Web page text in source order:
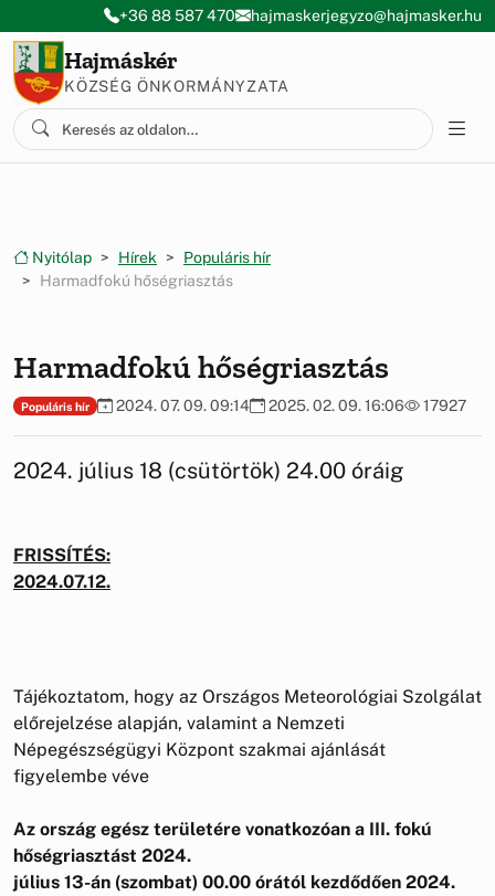
Ugrás a menüre
Ugrás a tartalomra
+36 88 587 470 hajmaskerjegyzo@hajmasker.hu
Hajmáskér
KÖZSÉG ÖNKORMÁNYZATA
Nyitólap Hírek
Populáris hír
Harmadfokú hőségriasztás
Harmadfokú hőségriasztás
Populáris hír 2024. 07. 09. 09:14 2025. 02. 09. 16:06 17927
2024. július 18 (csütörtök) 24.00 óráig
FRISSÍTÉS:
2024.07.12.
Tájékoztatom, hogy az Országos Meteorológiai Szolgálat
előrejelzése alapján, valamint a Nemzeti
Népegészségügyi Központ szakmai ajánlását
figyelembe véve
Az ország egész területére vonatkozóan a III. fokú
hőségriasztást 2024.
július 13-án (szombat) 00.00 órától kezdődően 2024.